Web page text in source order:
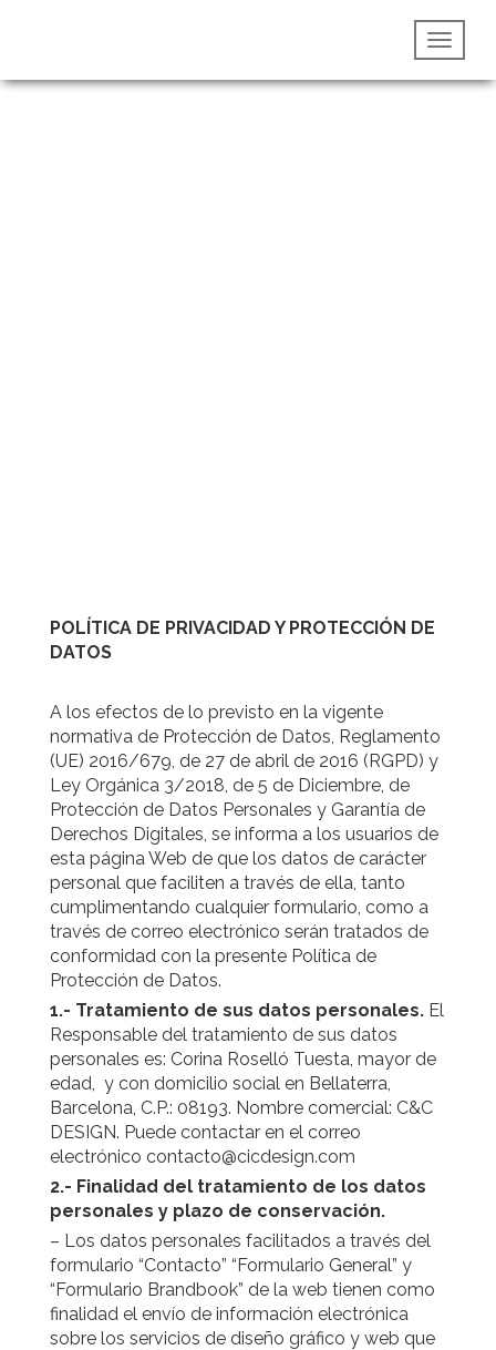
POLÍTICA DE PRIVACIDAD Y PROTECCIÓN DE
DATOS
A los efectos de lo previsto en la vigente
normativa de Protección de Datos, Reglamento
(UE) 2016/679, de 27 de abril de 2016 (RGPD) y
Ley Orgánica 3/2018, de 5 de Diciembre, de
Protección de Datos Personales y Garantía de
Derechos Digitales, se informa a los usuarios de
esta página Web de que los datos de carácter
personal que faciliten a través de ella, tanto
cumplimentando cualquier formulario, como a
través de correo electrónico serán tratados de
conformidad con la presente Política de
Protección de Datos.
1.- Tratamiento de sus datos personales. El
Responsable del tratamiento de sus datos
personales es: Corina Roselló Tuesta, mayor de
edad, y con domicilio social en Bellaterra,
Barcelona, C.P.: 08193. Nombre comercial: C&C
DESIGN. Puede contactar en el correo
electrónico contacto@cicdesign.com
2.- Finalidad del tratamiento de los datos
personales y plazo de conservación.
– Los datos personales facilitados a través del
formulario “Contacto” “Formulario General” y
“Formulario Brandbook” de la web tienen como
finalidad el envío de información electrónica
sobre los servicios de diseño gráfico y web que